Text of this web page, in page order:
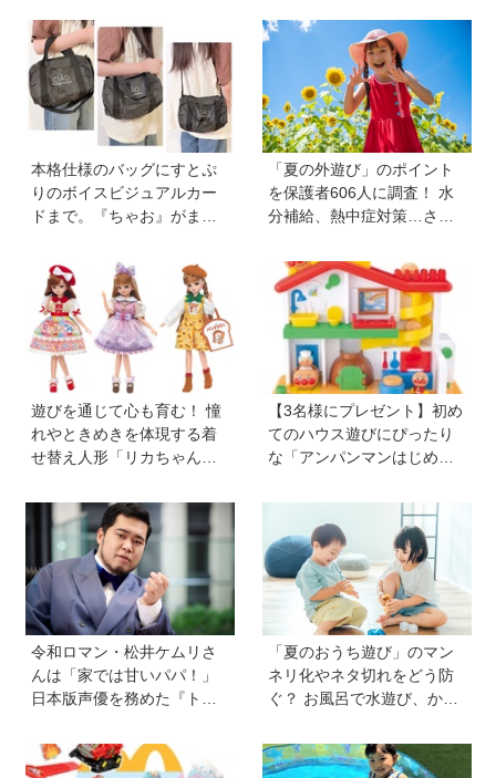
本格仕様のバッグにすとぷ
りのボイスビジュアルカー
ドまで。『ちゃお』がまた
【『ちゃお』8月号ふろく】
「夏の外遊び」のポイント
を保護者606人に調査！ 水
分補給、熱中症対策…さら
イデア」も【HugKum総
研】
遊びを通じて心も育む！ 憧
れやときめきを体現する着
せ替え人形「リカちゃん」
けよう
【3名様にプレゼント】初め
てのハウス遊びにぴったり
な「アンパンマンはじめて
と指先あそびが盛りだくさ
令和ロマン・松井ケムリさ
んは「家では甘いパパ！」
日本版声優を務めた『ト
ジタル機器と子どもの関わ
り方に悩むパパママに観て
「夏のおうち遊び」のマン
ネリ化やネタ切れをどう防
ぐ？ お風呂で水遊び、かき
に聞いたアイデアを紹介！
【HugKum総研】